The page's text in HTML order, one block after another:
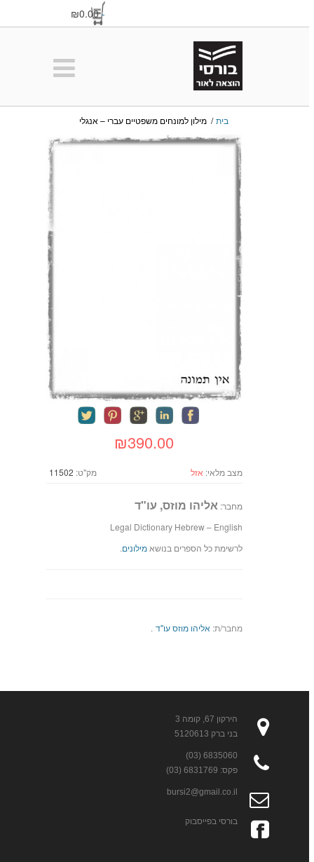
₪0.00
בית / מילון למונחים משפטיים עברי – אנגלי
₪390.00
מק"ט:11502 מצב מלאי:אזל
מחבר:אליהו מוזס, עו"ד
Legal Dictionary Hebrew – English
לרשימת כל הספרים בנושאמילונים.
מחבר/ת:אליהו מוזס עו"ד .
הירקון 67, קומה 3
בני ברק 5120613
6835060 (03)
פקס: 6831769 (03)
bursi2@gmail.co.il
בורסי בפייסבוק